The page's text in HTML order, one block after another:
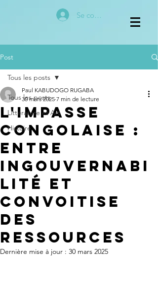
Se connecter
Post
Tous les posts
Littérature et Art
Histoire
Tous les posts
L'Impasse
Congolaise :
Entre
Ingouvernabi
lité et
Convoitise
des
Ressources
Paul KABUDOGO RUGABA
30 mars 2025 7 min de lecture
Dernière mise à jour : 30 mars 2025